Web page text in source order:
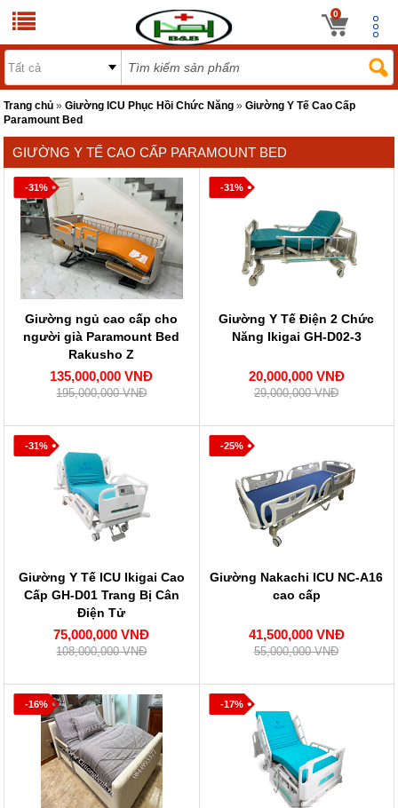
0
Trang chủ »Giường ICU Phục Hồi Chức Năng »Giường Y Tế Cao Cấp
Paramount Bed
GIƯỜNG Y TẾ CAO CẤP PARAMOUNT BED
-31%
Giường ngủ cao cấp cho
người già Paramount Bed
Rakusho Z
135,000,000 VNĐ
195,000,000 VNĐ
-31%
Giường Y Tế Điện 2 Chức
Năng Ikigai GH-D02-3
20,000,000 VNĐ
29,000,000 VNĐ
-31%
Giường Y Tế ICU Ikigai Cao
Cấp GH-D01 Trang Bị Cân
Điện Tử
75,000,000 VNĐ
108,000,000 VNĐ
-25%
Giường Nakachi ICU NC-A16
cao cấp
41,500,000 VNĐ
55,000,000 VNĐ
-16% -17%